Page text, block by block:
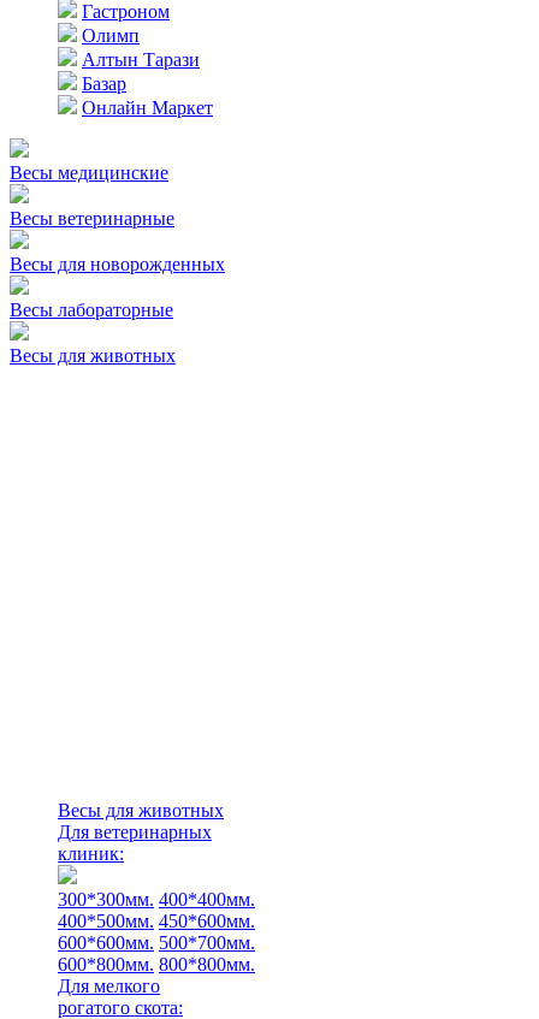
Гастроном
Олимп
Алтын Тарази
Базар
Онлайн Маркет
Весы медицинские
Весы ветеринарные
Весы для новорожденных
Весы лабораторные
Весы для животных
Весы для животных
Для ветеринарных
клиник:
300*300мм. 400*400мм.
400*500мм. 450*600мм.
600*600мм. 500*700мм.
600*800мм. 800*800мм.
Для мелкого
рогатого скота: